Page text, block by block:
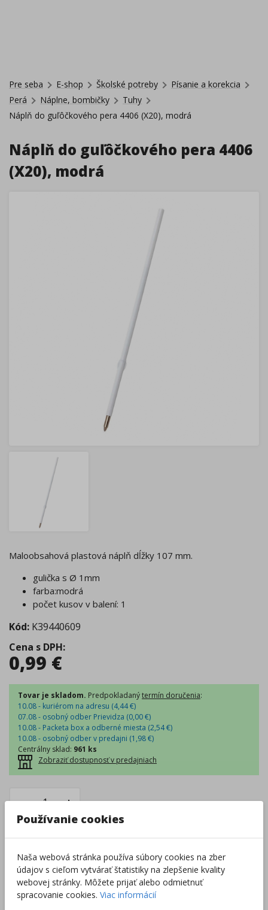
Pre seba E-shop Školské potreby
Písanie a korekcia
Perá
Náplne, bombičky
Tuhy
Náplň do guľôčkového pera 4406 (X20), modrá
Náplň do guľôčkového pera 4406
(X20), modrá
Maloobsahová plastová náplň dĺžky 107 mm.
gulička s Ø 1mm
farba:modrá
počet kusov v balení: 1
Kód: K39440609
Cena s DPH:
0,99 €
Tovar je skladom. Predpokladanýtermín doručenia:
10.08 - kuriérom na adresu (4,44€)
07.08 - osobný odber Prievidza (0,00€)
10.08 - Packeta box a odberné miesta (2,54€)
10.08 - osobný odber v predajni (1,98€)
Centrálny sklad: 961 ks
Zobraziť dostupnosť v predajniach
– +
Pri nákupe za ďalších 49.00
€
získate dopravu zadarmo.
Používanie cookies
Naša webová stránka používa súbory cookies na zber
údajov s cieľom vytvárať štatistiky na zlepšenie kvality
webovej stránky. Môžete prijať alebo odmietnuť
spracovanie cookies. Viac informácií